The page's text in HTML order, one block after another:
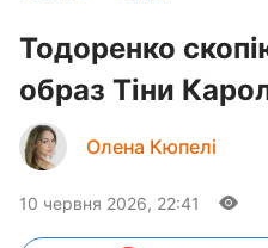
Тодоренко
образ Тіни
Олена Кюпелі
10 червня 2026, 22:41